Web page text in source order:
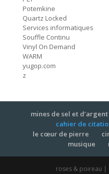
#72 Nurse With Wound
UrShadow / As Real As
(Alternative Version)
#71 Current 93
L'Enfant Dilaté
She's Lost Control
#69 Joy Division
Transit
#68 Klangwart
#67 Nurse With Wound
Potemkine
Quartz Locked
Services informatiques
Souffle Continu
Vinyl On Demand
WARM
yugop.com
z
mines de sel et d’argent
cahier de
le cœur de pierre
musique
roses & poireau |